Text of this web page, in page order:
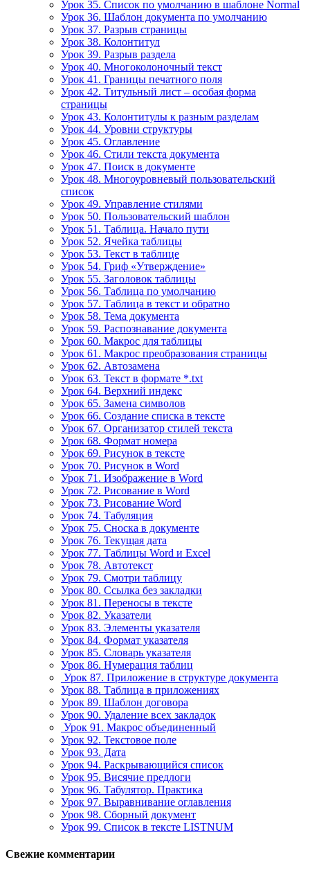
Урок 35. Список по умолчанию в шаблоне Normal
Урок 36. Шаблон документа по умолчанию
Урок 37. Разрыв страницы
Урок 38. Колонтитул
Урок 39. Разрыв раздела
Урок 40. Многоколоночный текст
Урок 41. Границы печатного поля
Урок 42. Титульный лист – особая форма
страницы
Урок 43. Колонтитулы к разным разделам
Урок 44. Уровни структуры
Урок 45. Оглавление
Урок 46. Стили текста документа
Урок 47. Поиск в документе
Урок 48. Многоуровневый пользовательский
список
Урок 49. Управление стилями
Урок 50. Пользовательский шаблон
Урок 51. Таблица. Начало пути
Урок 52. Ячейка таблицы
Урок 53. Текст в таблице
Урок 54. Гриф «Утверждение»
Урок 55. Заголовок таблицы
Урок 56. Таблица по умолчанию
Урок 57. Таблица в текст и обратно
Урок 58. Тема документа
Урок 59. Распознавание документа
Урок 60. Макрос для таблицы
Урок 61. Макрос преобразования страницы
Урок 62. Автозамена
Урок 63. Текст в формате *.txt
Урок 64. Верхний индекс
Урок 65. Замена символов
Урок 66. Создание списка в тексте
Урок 67. Организатор стилей текста
Урок 68. Формат номера
Урок 69. Рисунок в тексте
Урок 70. Рисунок в Word
Урок 71. Изображение в Word
Урок 72. Рисование в Word
Урок 73. Рисование Word
Урок 74. Табуляция
Урок 75. Сноска в документе
Урок 76. Текущая дата
Урок 77. Таблицы Word и Excel
Урок 78. Автотекст
Урок 79. Смотри таблицу
Урок 80. Ссылка без закладки
Урок 81. Переносы в тексте
Урок 82. Указатели
Урок 83. Элементы указателя
Урок 84. Формат указателя
Урок 85. Словарь указателя
Урок 86. Нумерация таблиц
Урок 87. Приложение в структуре документа
Урок 88. Таблица в приложениях
Урок 89. Шаблон договора
Урок 90. Удаление всех закладок
Урок 91. Макрос объединенный
Урок 92. Текстовое поле
Урок 93. Дата
Урок 94. Раскрывающийся список
Урок 95. Висячие предлоги
Урок 96. Табулятор. Практика
Урок 97. Выравнивание оглавления
Урок 98. Сборный документ
Урок 99. Список в тексте LISTNUM
Свежие комментарии